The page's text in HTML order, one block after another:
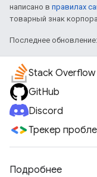
написано в правилах
товарный знак
Последнее
Stack Overflow
GitHub
Discord
Трекер
Подробнее